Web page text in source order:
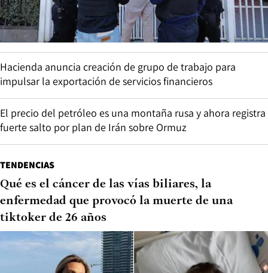
Hacienda anuncia creación de grupo de trabajo para
impulsar la exportación de servicios financieros
El precio del petróleo es una montaña rusa y ahora registra
fuerte salto por plan de Irán sobre Ormuz
TENDENCIAS
Qué es el cáncer de las vías biliares, la
enfermedad que provocó la muerte de una
tiktoker de 26 años